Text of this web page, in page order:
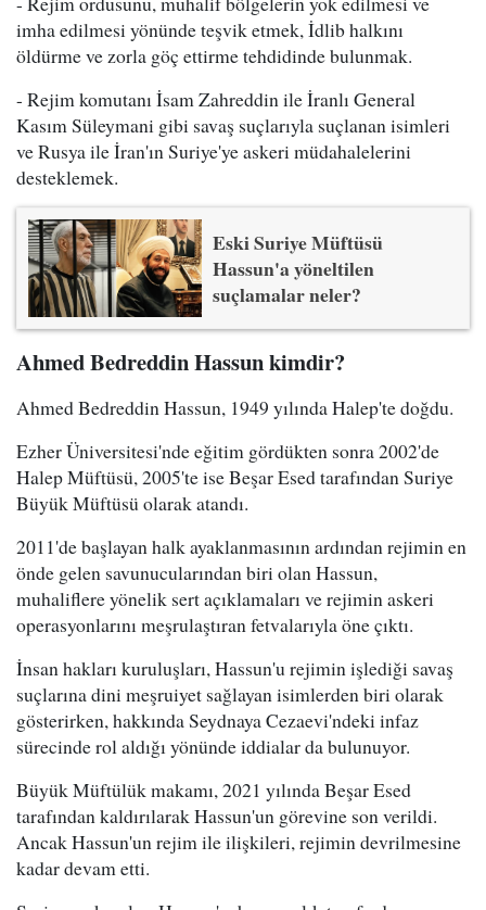
imha edilmesi yönünde teşvik etmek, İdlib halkını
öldürme ve zorla göç ettirme tehdidinde bulunmak.
- Rejim komutanı İsam Zahreddin ile İranlı General
Kasım Süleymani gibi savaş suçlarıyla suçlanan isimleri
ve Rusya ile İran'ın Suriye'ye askeri müdahalelerini
desteklemek.
Eski Suriye Müftüsü
Hassun'a yöneltilen
suçlamalar neler?
Ahmed Bedreddin Hassun kimdir?
Ahmed Bedreddin Hassun, 1949 yılında Halep'te doğdu.
Ezher Üniversitesi'nde eğitim gördükten sonra 2002'de
Halep Müftüsü, 2005'te ise Beşar Esed tarafından Suriye
Büyük Müftüsü olarak atandı.
2011'de başlayan halk ayaklanmasının ardından rejimin en
önde gelen savunucularından biri olan Hassun,
muhaliflere yönelik sert açıklamaları ve rejimin askeri
operasyonlarını meşrulaştıran fetvalarıyla öne çıktı.
İnsan hakları kuruluşları, Hassun'u rejimin işlediği savaş
suçlarına dini meşruiyet sağlayan isimlerden biri olarak
gösterirken, hakkında Seydnaya Cezaevi'ndeki infaz
sürecinde rol aldığı yönünde iddialar da bulunuyor.
Büyük Müftülük makamı, 2021 yılında Beşar Esed
tarafından kaldırılarak Hassun'un görevine son verildi.
Ancak Hassun'un rejim ile ilişkileri, rejimin devrilmesine
kadar devam etti.